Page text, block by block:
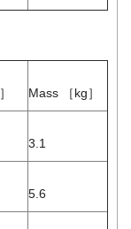
］ Mass ［kg］
3.1
5.6